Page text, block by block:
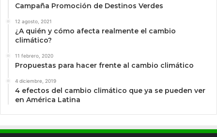
Campaña Promoción de Destinos Verdes
12 agosto, 2021
¿A quién y cómo afecta realmente el cambio
climático?
11 febrero, 2020
Propuestas para hacer frente al cambio climático
4 diciembre, 2019
4 efectos del cambio climático que ya se pueden ver
en América Latina